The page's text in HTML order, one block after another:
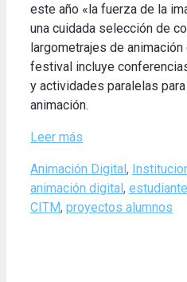
este año «la fuerza de la
una cuidada selección de
largometrajes de
festival incluye
y actividades paralelas
animación.
Leer más
Categories
Animación Digital,
animación digital,
CITM, proyectos alumnos